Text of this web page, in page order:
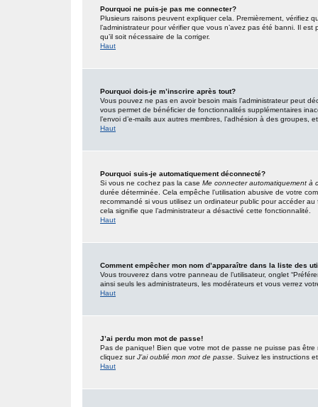
Pourquoi ne puis-je pas me connecter?
Plusieurs raisons peuvent expliquer cela. Premièrement, vérifiez
l’administrateur pour vérifier que vous n’avez pas été banni. Il
qu’il soit nécessaire de la corriger.
Haut
Pourquoi dois-je m’inscrire après tout?
Vous pouvez ne pas en avoir besoin mais l’administrateur peut
vous permet de bénéficier de fonctionnalités supplémentaires
l’envoi d’e-mails aux autres membres, l’adhésion à des groupes,
Haut
Pourquoi suis-je automatiquement déconnecté?
Si vous ne cochez pas la case Me connecter automatiquement à
durée déterminée. Cela empêche l’utilisation abusive de votre
recommandé si vous utilisez un ordinateur public pour accéder
cela signifie que l’administrateur a désactivé cette fonctionnalité.
Haut
Comment empêcher mon nom d’apparaître dans la liste des
Vous trouverez dans votre panneau de l’utilisateur, onglet
ainsi seuls les administrateurs, les modérateurs et vous verrez
Haut
J’ai perdu mon mot de passe!
Pas de panique! Bien que votre mot de passe ne puisse pas
cliquez surJ’ai oublié mon mot de passe . Suivez les instructions
Haut